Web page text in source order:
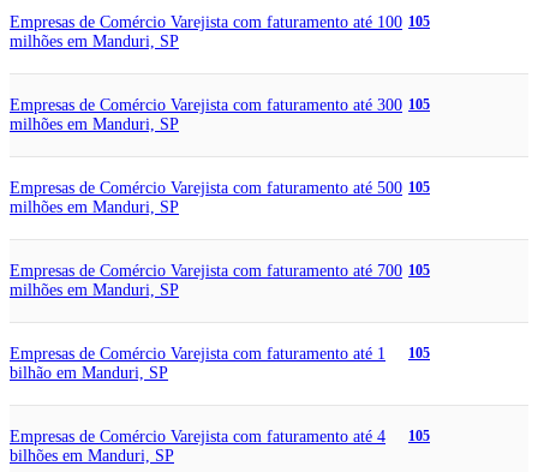
Empresas de Comércio Varejista com faturamento até 100
milhões em Manduri, SP
105
Empresas de Comércio Varejista com faturamento até 300
milhões em Manduri, SP
105
Empresas de Comércio Varejista com faturamento até 500
milhões em Manduri, SP
105
Empresas de Comércio Varejista com faturamento até 700
milhões em Manduri, SP
105
Empresas de Comércio Varejista com faturamento até 1
bilhão em Manduri, SP
105
Empresas de Comércio Varejista com faturamento até 4
bilhões em Manduri, SP
105